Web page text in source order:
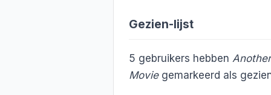
Gezien-lijst
5 gebruikers hebben
Moviegemarkeerd als